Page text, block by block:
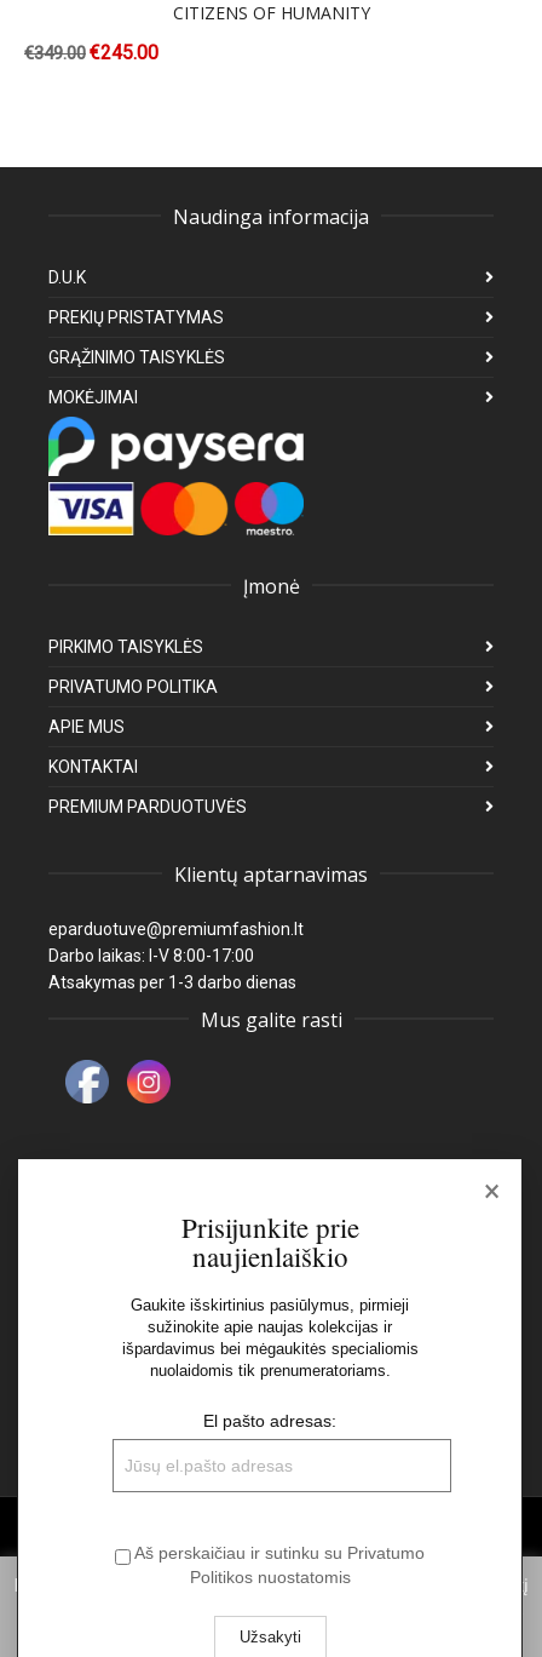
CITIZENS OF HUMANITY
€349.00€245.00
Naudinga informacija
D.U.K
PREKIŲ PRISTATYMAS
GRĄŽINIMO TAISYKLĖS
MOKĖJIMAI
Įmonė
PIRKIMO TAISYKLĖS
PRIVATUMO POLITIKA
APIE MUS
KONTAKTAI
PREMIUM PARDUOTUVĖS
Klientų aptarnavimas
eparduotuve@premiumfashion.lt
Darbo laikas: I-V 8:00-17:00
Atsakymas per 1-3 darbo dienas
Mus galite rasti
Naujienlaiškis
Aš perskaičiau ir sutinku su Privatumo Politikos
Informuojame, kad norėdami suteikti Jums pačią geriausią patirtį
naudojantis mūsų svetainę, statistiniais tikslais mes naudojame
slapukus. Spausdami „Aš sutinku“ Jūs sutinkate su slapukų
×
Prisijunkite prie
naujienlaiškio
Gaukite išskirtinius pasiūlymus, pirmieji
sužinokite apie naujas kolekcijas ir
išpardavimus bei mėgaukitės specialiomis
nuolaidomis tik prenumeratoriams.
El pašto adresas:
Aš perskaičiau ir sutinku su Privatumo
Politikos nuostatomis